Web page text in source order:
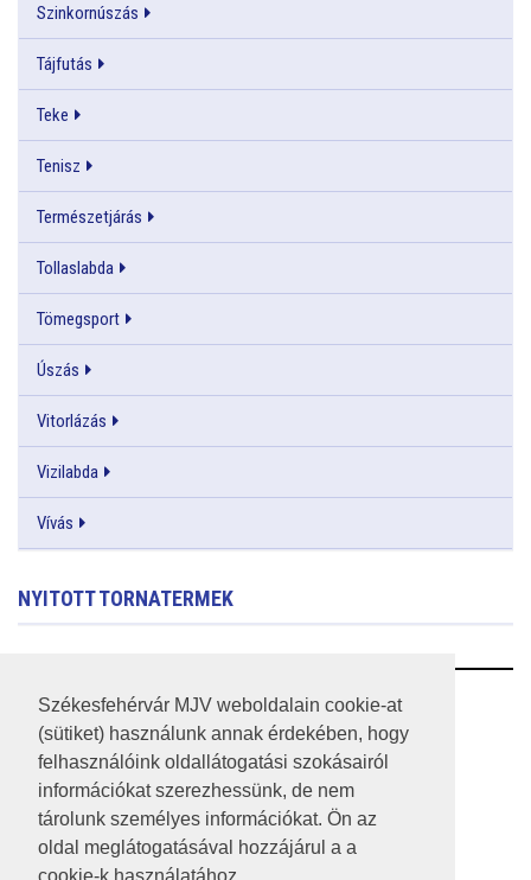
Székesfehérvár MJV weboldalain cookie-at
(sütiket) használunk annak érdekében, hogy
felhasználóink oldallátogatási szokásairól
információkat szerezhessünk, de nem
tárolunk személyes információkat. Ön az
oldal meglátogatásával hozzájárul a a
Szinkornúszás
Tájfutás
Teke
Tenisz
Természetjárás
Tollaslabda
Tömegsport
Úszás
Vitorlázás
Vizilabda
Vívás
NYITOTT TORNATERMEK
RSS
A HONLAP 2017.03.31-I ÁLLAPOTA
JOGI NYILATKOZAT
IMPRESSZUM